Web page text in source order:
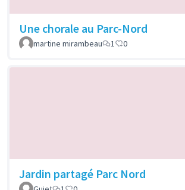
Une chorale au Parc-Nord
martine mirambeau
1 0
Jardin partagé Parc Nord